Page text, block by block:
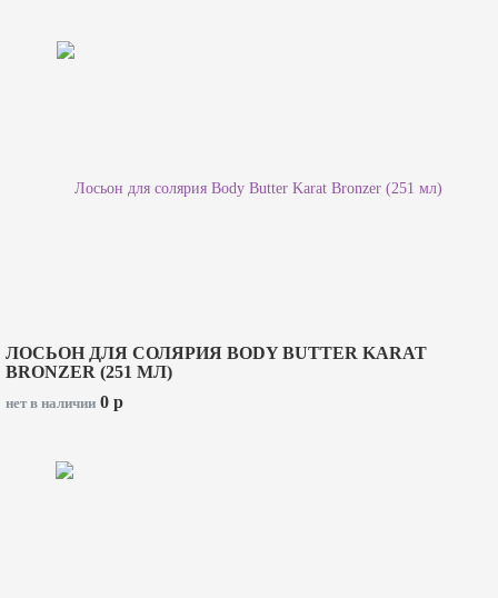
ЛОСЬОН ДЛЯ СОЛЯРИЯ BODY BUTTER KARAT
BRONZER (251 МЛ)
нет в наличии 0 p